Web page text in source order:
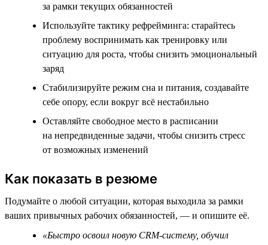
за рамки текущих обязанностей
Используйте тактику рефрейминга: старайтесь
проблему воспринимать как тренировку или
ситуацию для роста, чтобы снизить эмоциональный
заряд
Стабилизируйте режим сна и питания, создавайте
себе опору, если вокруг всё нестабильно
Оставляйте свободное место в расписании
на непредвиденные задачи, чтобы снизить стресс
от возможных изменений
Как показать в резюме
Подумайте о любой ситуации, которая выходила за рамки
ваших привычных рабочих обязанностей, — и опишите её.
«Быстро освоил новую CRM-систему, обучил